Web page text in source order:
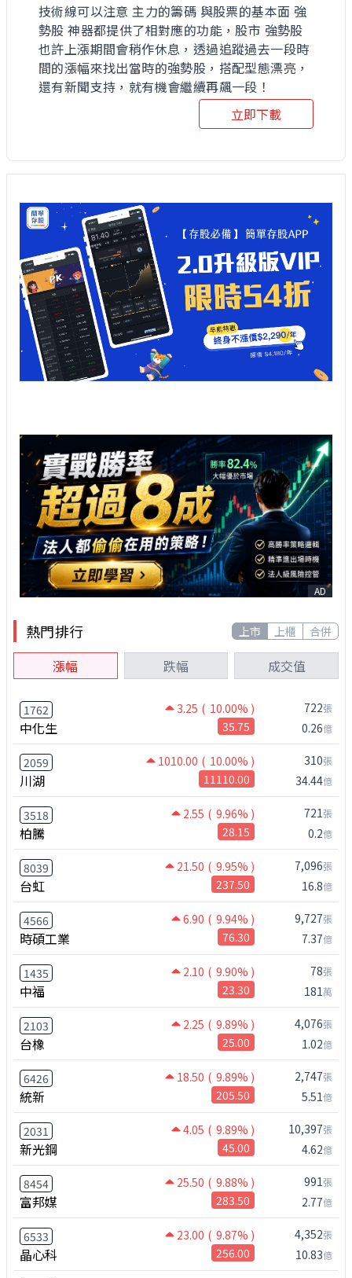
技術線可以注意 主力的籌碼 與股票的基本面 強
勢股 神器都提供了相對應的功能，股市 強勢股
也許上漲期間會稍作休息，透過追蹤過去一段時
間的漲幅來找出當時的強勢股，搭配型態漂亮，
還有新聞支持，就有機會繼續再飆一段！
立即下載
AD
熱門排行 上市 上櫃 合併
漲幅 跌幅 成交值
1762 3.25 ( 10.00% )
中化生 35.75
722張
0.26億
2059 1010.00 ( 10.00% )
川湖 11110.00
310張
34.44億
3518 2.55 ( 9.96% )
柏騰 28.15
721張
0.2億
8039 21.50 ( 9.95% )
台虹 237.50
7,096張
16.8億
4566 6.90 ( 9.94% )
時碩工業 76.30
9,727張
7.37億
1435 2.10 ( 9.90% )
中福 23.30
78張
181萬
2103 2.25 ( 9.89% )
台橡 25.00
4,076張
1.02億
6426 18.50 ( 9.89% )
統新 205.50
2,747張
5.51億
2031 4.05 ( 9.89% )
新光鋼 45.00
10,397張
4.62億
8454 25.50 ( 9.88% )
富邦媒 283.50
991張
2.77億
6533 23.00 ( 9.87% )
晶心科 256.00
4,352張
10.83億